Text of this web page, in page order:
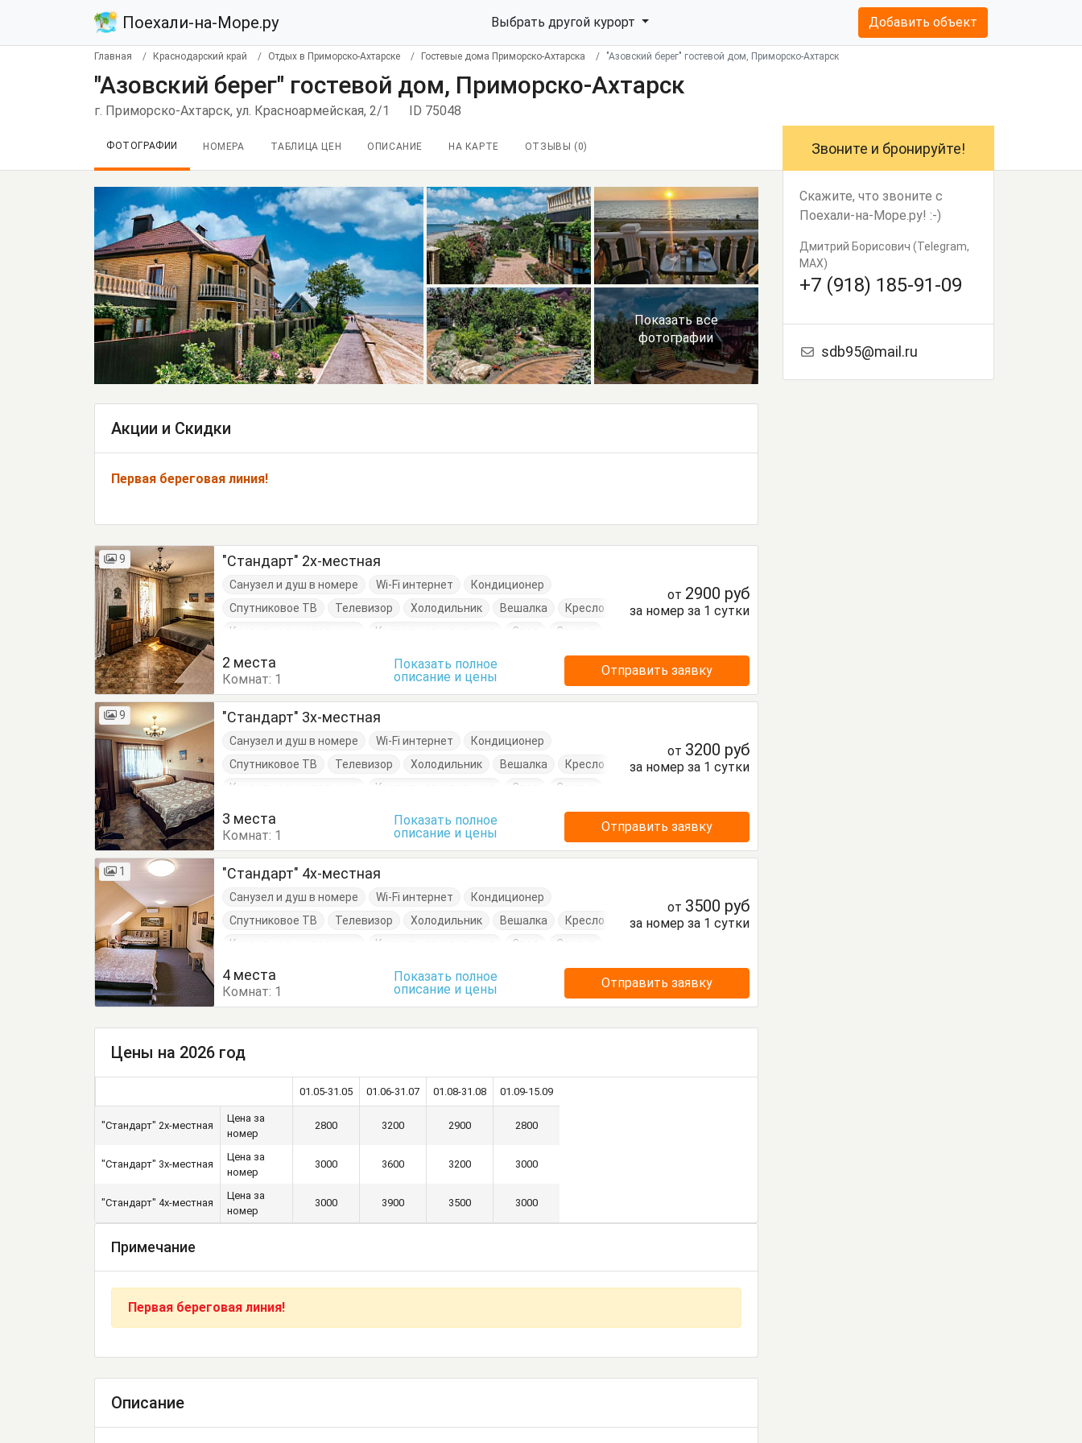
Поехали-на-Море.ру Выбрать другой курорт Добавить объект
Главная Краснодарский край Отдых в Приморско-Ахтарске Гостевые дома Приморско-Ахтарска "Азовский берег" гостевой дом, Приморско-Ахтарск
"Азовский берег" гостевой дом, Приморско-Ахтарск
г. Приморско-Ахтарск, ул. Красноармейская, 2/1 ID 75048
ФОТОГРАФИИ НОМЕРА ТАБЛИЦА ЦЕН ОПИСАНИЕ НА КАРТЕ ОТЗЫВЫ ( 0)
Показать все
фотографии
Акции и Скидки
Первая береговая линия!
9 "Стандарт" 2х-местная
Санузел и душ в номере Wi-Fi интернет
Кондиционер
Спутниковое ТВ
Телевизор Холодильник Вешалка
Кресло
Кровати односпальные
Кровать двуспальная Стол
Стулья
от 2900 руб
за номер за 1 сутки
2 места
Комнат: 1
Показать полное
описание и цены
Отправить заявку
9 "Стандарт" 3х-местная
Санузел и душ в номере Wi-Fi интернет
Кондиционер
Спутниковое ТВ
Телевизор Холодильник Вешалка
Кресло
Кровати односпальные
Кровать двуспальная Стол
Стулья
от 3200 руб
за номер за 1 сутки
3 места
Комнат: 1
Показать полное
описание и цены
Отправить заявку
1 "Стандарт" 4х-местная
Санузел и душ в номере Wi-Fi интернет
Кондиционер
Спутниковое ТВ
Телевизор Холодильник Вешалка
Кресло
Кровати односпальные
Кровать двуспальная Стол
Стулья
от 3500 руб
за номер за 1 сутки
4 места
Комнат: 1
Показать полное
описание и цены
Отправить заявку
Цены на 2026 год
01.05-31.05 01.06-31.07 01.08-31.08 01.09-15.09
"Стандарт" 2х-местная
Цена за
номер
2800 3200 2900 2800
"Стандарт" 3х-местная
Цена за
номер
3000 3600 3200 3000
"Стандарт" 4х-местная
Цена за
номер
3000 3900 3500 3000
Примечание
Первая береговая линия!
Описание
Звоните и бронируйте!
Скажите, что звоните с
Поехали-на-Море.ру! :-)
Дмитрий Борисович (Telegram,
MAX)
+7 (918) 185-91-09
sdb95@mail.ru